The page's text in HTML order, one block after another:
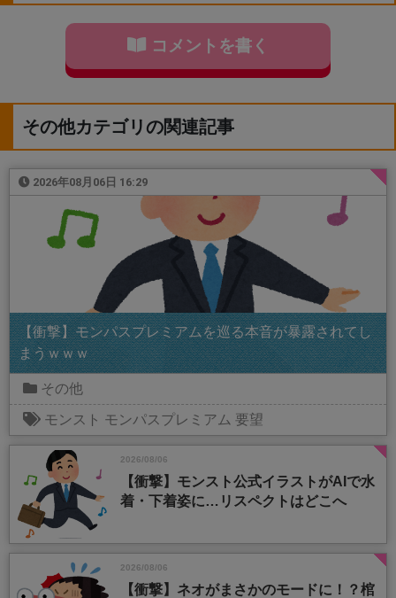
コメントを書く
その他カテゴリの関連記事
2026年08月06日 16:29
【衝撃】モンパスプレミアムを巡る本音が暴露されてし
まうｗｗｗ
その他
モンスト モンパスプレミアム 要望
2026/08/06
【衝撃】モンスト公式イラストがAIで水
着・下着姿に…リスペクトはどこへ
2026/08/06
【衝撃】ネオがまさかのモードに！？棺